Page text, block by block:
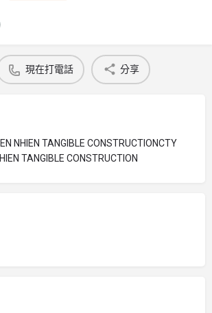
現在打電話 分享
NHIEN TANGIBLE CONSTRUCTIONCTY
TANGIBLE CONSTRUCTION